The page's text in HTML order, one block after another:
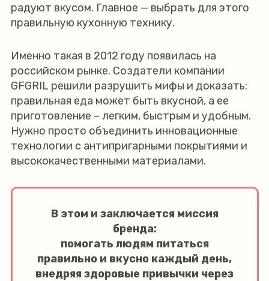
радуют вкусом. Главное — выбрать для этого
правильную кухонную технику.
Именно такая в 2012 году появилась на
российском рынке. Создатели компании
GFGRIL решили разрушить мифы и доказать:
правильная еда может быть вкусной, а ее
приготовление – легким, быстрым и удобным.
Нужно просто объединить инновационные
технологии с антипригарными покрытиями и
высококачественными материалами.
В этом и заключается миссия
бренда:
помогать людям питаться
правильно и вкусно каждый день,
внедряя здоровые привычки через